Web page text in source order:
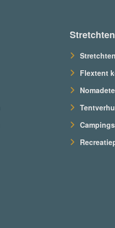
Flextent
Campings